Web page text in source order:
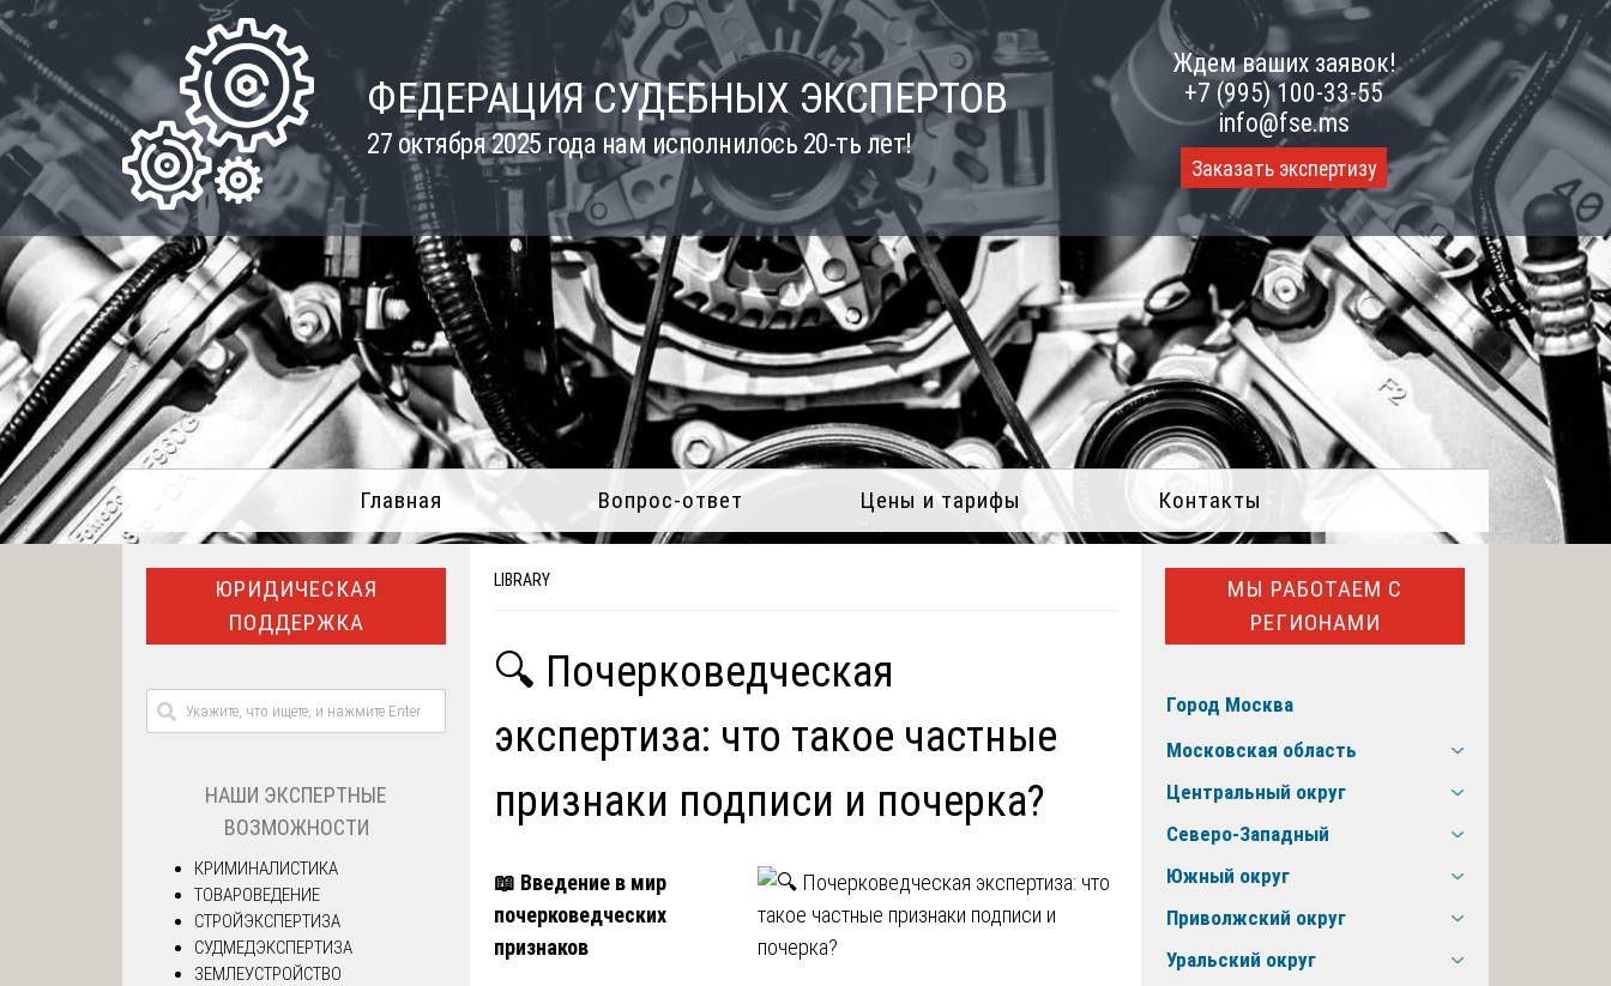
Skip
content
ФЕДЕРАЦИЯ СУДЕБНЫХ ЭКСПЕРТОВ
27 октября 2025 года нам исполнилось 20-ть лет!
Ждем ваших заявок!
+7 (995) 100-33-55
info@fse.ms
Заказать экспертизу
Главная Вопрос-ответ Цены и тарифы Контакты
LIBRARY
🔍 Почерковедческая
экспертиза: что такое частные
признаки подписи и почерка?
📖 Введение в мир
почерковедческих
признаков
ЮРИДИЧЕСКАЯ
ПОДДЕРЖКА
НАШИ ЭКСПЕРТНЫЕ
ВОЗМОЖНОСТИ
КРИМИНАЛИСТИКА
ТОВАРОВЕДЕНИЕ
СТРОЙЭКСПЕРТИЗА
СУДМЕДЭКСПЕРТИЗА
ЗЕМЛЕУСТРОЙСТВО
МЫ РАБОТАЕМ С
РЕГИОНАМИ
Город Москва
Московская область
Центральный округ
Северо-Западный
Южный округ
Приволжский округ
Уральский округ